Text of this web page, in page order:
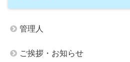
管理人
ご挨拶・お知らせ